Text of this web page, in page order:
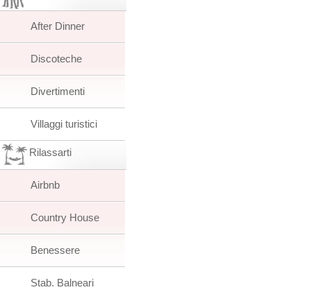
After Dinner
Discoteche
Divertimenti
Villaggi turistici
Rilassarti
Airbnb
Country House
Benessere
Stab. Balneari